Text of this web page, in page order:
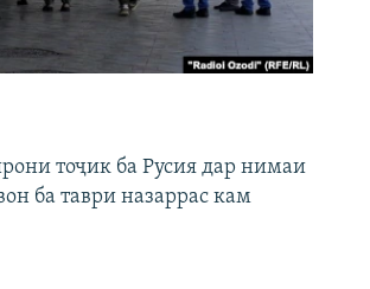
тоҷик ба Русия дар нимаи
ба таври назаррас кам